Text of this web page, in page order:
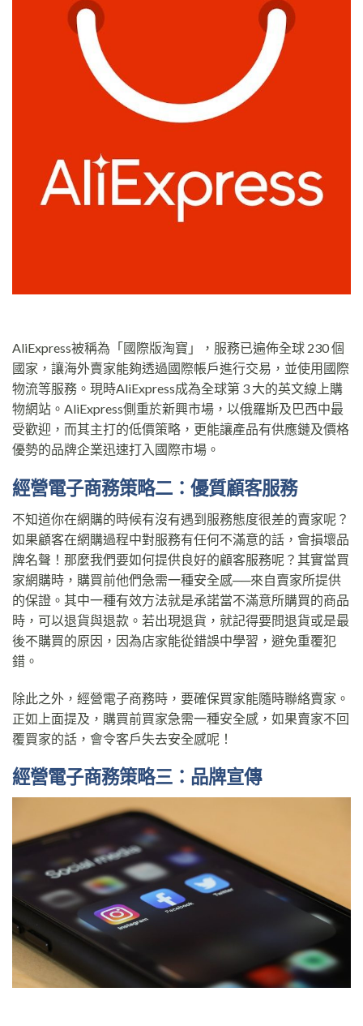
AliExpress被稱為「國際版淘寶」，服務已遍佈全球 230 個
國家，讓海外賣家能夠透過國際帳戶進行交易，並使用國際
物流等服務。現時AliExpress成為全球第 3 大的英文線上購
物網站。AliExpress側重於新興市場，以俄羅斯及巴西中最
受歡迎，而其主打的低價策略，更能讓產品有供應鏈及價格
優勢的品牌企業迅速打入國際市場。
經營電子商務策略二：優質顧客服務
不知道你在網購的時候有沒有遇到服務態度很差的賣家呢？
如果顧客在網購過程中對服務有任何不滿意的話，會損壞品
牌名聲！那麼我們要如何提供良好的顧客服務呢？其實當買
家網購時，購買前他們急需一種安全感──來自賣家所提供
的保證。其中一種有效方法就是承諾當不滿意所購買的商品
時，可以退貨與退款。若出現退貨，就記得要問退貨或是最
後不購買的原因，因為店家能從錯誤中學習，避免重覆犯
錯。
除此之外，經營電子商務時，要確保買家能隨時聯絡賣家。
正如上面提及，購買前買家急需一種安全感，如果賣家不回
覆買家的話，會令客戶失去安全感呢！
經營電子商務策略三：品牌宣傳